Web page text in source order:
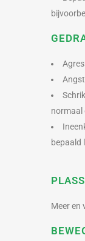
Angst
normaal
bepaald
Meer en